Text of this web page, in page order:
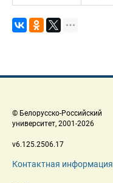
© Белорусско-Российский
университет, 2001-2026
v6.125.2506.17
Контактная информация